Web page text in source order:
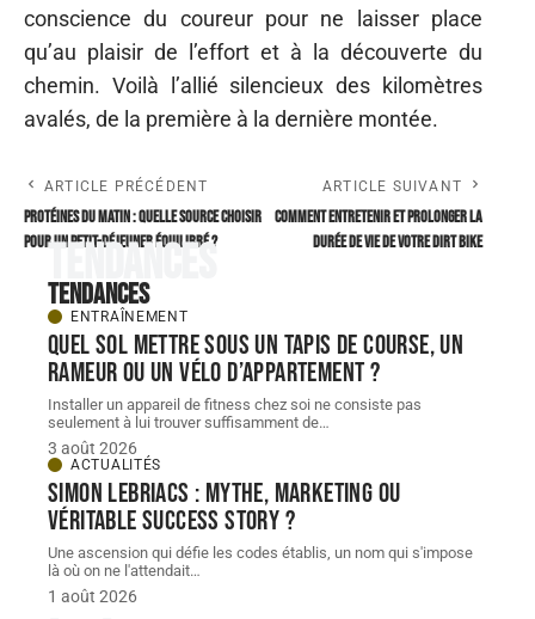
conscience du coureur pour ne laisser place
qu’au plaisir de l’effort et à la découverte du
chemin. Voilà l’allié silencieux des kilomètres
avalés, de la première à la dernière montée.
ARTICLE PRÉCÉDENT
Protéines du matin : quelle source choisir
pour un petit-déjeuner équilibré ?
ARTICLE SUIVANT
Comment entretenir et prolonger la
durée de vie de votre dirt bike
Tendances
Tendances
ENTRAÎNEMENT
Quel sol mettre sous un tapis de course, un
rameur ou un vélo d’appartement ?
Installer un appareil de fitness chez soi ne consiste pas
seulement à lui trouver suffisamment de…
3 août 2026
ACTUALITÉS
Simon Lebriacs : mythe, marketing ou
véritable success story ?
Une ascension qui défie les codes établis, un nom qui s'impose
là où on ne l'attendait…
1 août 2026